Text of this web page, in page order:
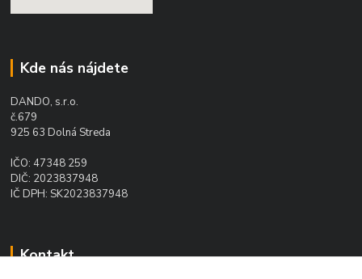
Kde nás nájdete
DANDO, s.r.o.
č.679
925 63 Dolná Streda
IČO: 47348 259
DIČ: 2023837948
IČ DPH: SK2023837948
Kontakt